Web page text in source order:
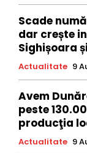
Scade
dar crește
Sighișoara
Actualitate 9
Avem
peste
producţia
Actualitate 9